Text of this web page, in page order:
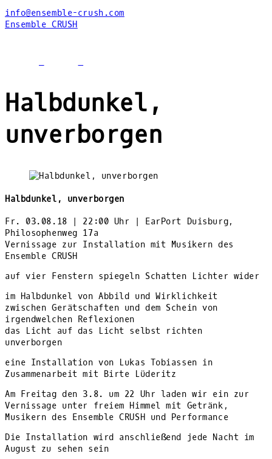
info@ensemble-crush.com
Ensemble CRUSH
Halbdunkel,
unverborgen
Halbdunkel, unverborgen
Fr. 03.08.18 | 22:00 Uhr | EarPort Duisburg,
Philosophenweg 17a
Vernissage zur Installation mit Musikern des
Ensemble CRUSH
auf vier Fenstern spiegeln Schatten Lichter wider
im Halbdunkel von Abbild und Wirklichkeit
zwischen Gerätschaften und dem Schein von
irgendwelchen Reflexionen
das Licht auf das Licht selbst richten
unverborgen
eine Installation von Lukas Tobiassen in
Zusammenarbeit mit Birte Lüderitz
Am Freitag den 3.8. um 22 Uhr laden wir ein zur
Vernissage unter freiem Himmel mit Getränk,
Musikern des Ensemble CRUSH und Performance
Die Installation wird anschließend jede Nacht im
August zu sehen sein